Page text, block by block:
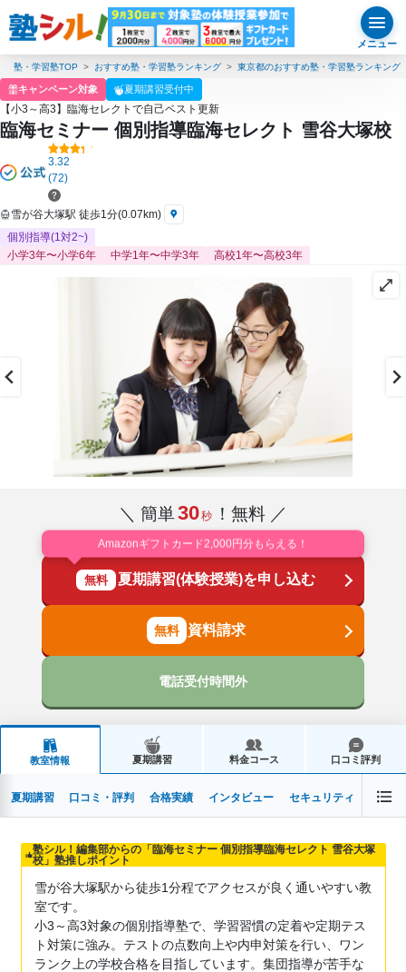
メニュー
塾・学習塾TOP おすすめ塾・学習塾ランキング 東京都のおすすめ塾・学習塾ランキング
キャンペーン対象 夏期講習受付中
【小3～高3】臨海セレクトで自己ベスト更新
臨海セミナー 個別指導臨海セレクト 雪谷大塚校
3.32
(72)
雪が谷大塚駅 徒歩1分(0.07km)
個別指導(1対2~)
小学3年〜小学6年
中学1年〜中学3年 高校1年〜高校3年
＼ 簡単30秒 ！無料 ／
Amazonギフトカード2,000円分もらえる！
無料 夏期講習(体験授業)を申し込む
資料請求
電話受付時間外
教室情報 夏期講習 料金コース 口コミ評判
夏期講習 口コミ・評判 合格実績 インタビュー セキュリティ
塾シル！編集部からの「臨海セミナー 個別指導臨海セレクト 雪谷大塚
校」塾推しポイント
雪が谷大塚駅から徒歩1分程でアクセスが良く通いやすい教
室です。
小3～高3対象の個別指導塾で、学習習慣の定着や定期テス
ト対策に強み。テストの点数向上や内申対策を行い、ワン
ランク上の学校合格を目指しています。集団指導が苦手な